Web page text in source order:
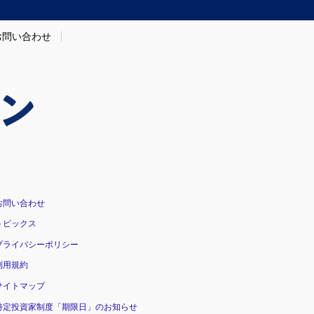
問い合わせ
問い合わせ
ピックス
ライバシーポリシー
用規約
イトマップ
定投資家制度「期限日」のお知らせ